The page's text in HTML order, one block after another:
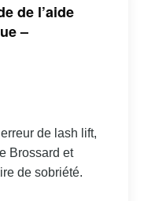
de l’aide
–
de lash lift,
Brossard et
de sobriété.